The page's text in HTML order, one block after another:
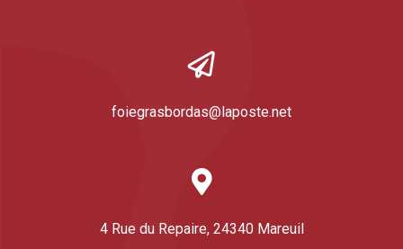
foiegrasbordas@laposte.net
4 Rue du Repaire, 24340 Mareuil